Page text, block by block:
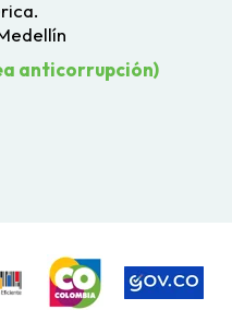
anticorrupción)